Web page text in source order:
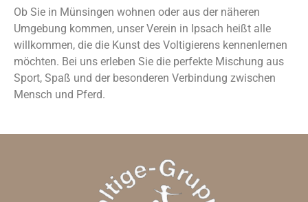
Ob Sie in Münsingen wohnen oder aus der näheren
Umgebung kommen, unser Verein in Ipsach heißt alle
willkommen, die die Kunst des Voltigierens kennenlernen
möchten. Bei uns erleben Sie die perfekte Mischung aus
Sport, Spaß und der besonderen Verbindung zwischen
Mensch und Pferd.